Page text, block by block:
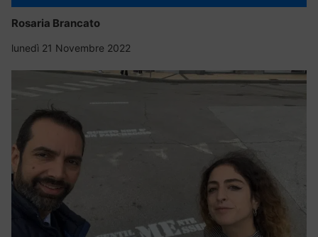
Rosaria Brancato
lunedì 21 Novembre 2022